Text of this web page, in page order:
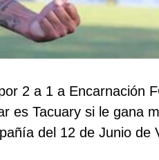
2 a 1 a Encarnación
es Tacuary si le gana
del 12 de Junio de